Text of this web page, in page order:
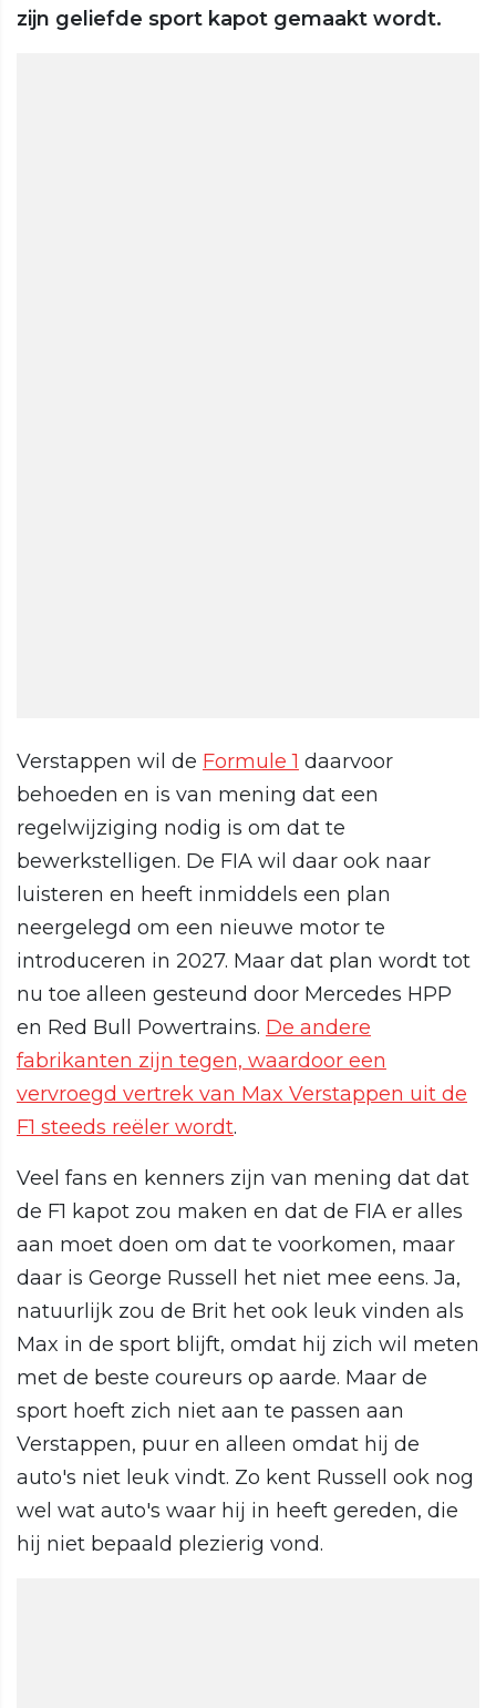
zijn geliefde sport kapot gemaakt wordt.
Verstappen wil de Formule 1 daarvoor
behoeden en is van mening dat een
regelwijziging nodig is om dat te
bewerkstelligen. De FIA wil daar ook naar
luisteren en heeft inmiddels een plan
neergelegd om een nieuwe motor te
introduceren in 2027. Maar dat plan wordt tot
nu toe alleen gesteund door Mercedes HPP
en Red Bull Powertrains. De andere
fabrikanten zijn tegen, waardoor een
vervroegd vertrek van Max Verstappen uit de
F1 steeds reëler wordt.
Veel fans en kenners zijn van mening dat dat
de F1 kapot zou maken en dat de FIA er alles
aan moet doen om dat te voorkomen, maar
daar is George Russell het niet mee eens. Ja,
natuurlijk zou de Brit het ook leuk vinden als
Max in de sport blijft, omdat hij zich wil meten
met de beste coureurs op aarde. Maar de
sport hoeft zich niet aan te passen aan
Verstappen, puur en alleen omdat hij de
auto's niet leuk vindt. Zo kent Russell ook nog
wel wat auto's waar hij in heeft gereden, die
hij niet bepaald plezierig vond.